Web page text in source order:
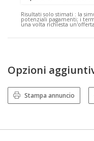
Risultati solo stimati : la
potenziali pagamenti; i
una volta richiesta
Opzioni
Stampa annuncio